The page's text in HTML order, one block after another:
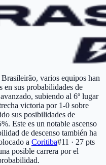
varios equipos han
en sus probabilidades de
subiendo al 6º lugar
victoria por 1-0 sobre
sus posibilidades de
Este es un notable ascenso
de descenso también ha
a Coritiba#11 · 27 pts
posible carrera por el